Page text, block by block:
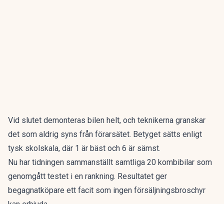
Vid slutet demonteras bilen helt, och teknikerna granskar
det som aldrig syns från förarsätet. Betyget sätts enligt
tysk skolskala, där 1 är bäst och 6 är sämst.
Nu har tidningen sammanställt samtliga 20 kombibilar som
genomgått testet i en rankning. Resultatet ger
begagnatköpare ett facit som ingen försäljningsbroschyr